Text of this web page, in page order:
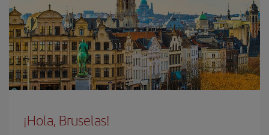
¡Hola, Bruselas!